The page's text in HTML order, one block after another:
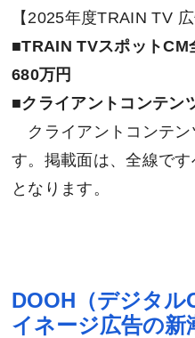
【2025年度TRAIN TV 広
■TRAIN TVスポット
680万円
■クライアントコンテ
クライアントコンテン
す。掲載面は、全線で
となります。
DOOH（デジタル
イネージ広告の新